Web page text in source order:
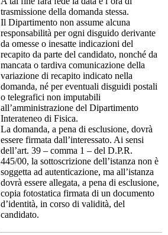
trasmissione della domanda stessa.
Il Dipartimento non assume alcuna
responsabilità per ogni disguido derivante
da omesse o inesatte indicazioni del
recapito da parte del candidato, nonché da
mancata o tardiva comunicazione della
variazione di recapito indicato nella
domanda, né per eventuali disguidi postali
o telegrafici non imputabili
all’amministrazione del Dipartimento
Interateneo di Fisica.
La domanda, a pena di esclusione, dovrà
essere firmata dall’interessato. Ai sensi
dell’art. 39 – comma 1 – del D.P.R.
445/00, la sottoscrizione dell’istanza non è
soggetta ad autenticazione, ma all’istanza
dovrà essere allegata, a pena di esclusione,
copia fotostatica firmata di un documento
d’identità, in corso di validità, del
candidato.